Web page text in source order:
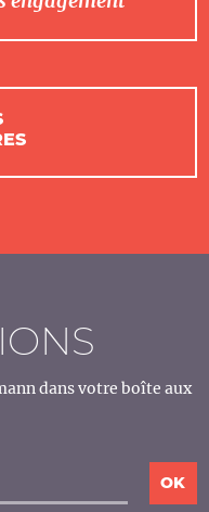
dans votre boîte aux